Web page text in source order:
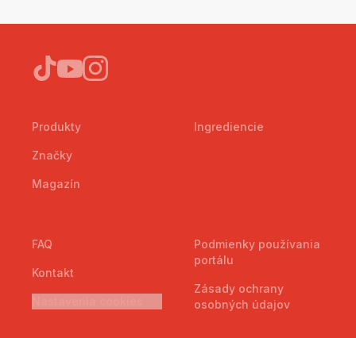
Produkty
Značky
Magazín
Ingrediencie
FAQ
Kontakt
Podmienky používania
portálu
Zásady ochrany
osobných údajov